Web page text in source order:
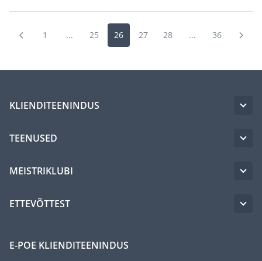
1 ... 25 26 27 28 ... 36
KLIENDITEENINDUS
TEENUSED
MEISTRIKLUBI
ETTEVÕTTEST
E-POE KLIENDITEENINDUS